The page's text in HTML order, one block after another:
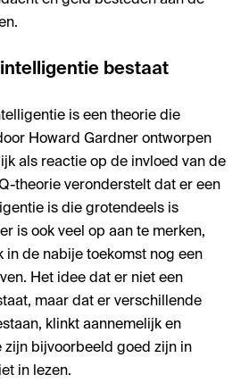
bestaat
is een theorie die
Howard Gardner ontworpen
als reactie op de invloed van de
theorie veronderstelt dat er een
is die grotendeels is
is ook veel op aan te merken,
in de nabije toekomst nog een
Het idee dat er niet een
maar dat er verschillende
klinkt aannemelijk en
zijn bijvoorbeeld goed zijn in
in lezen.